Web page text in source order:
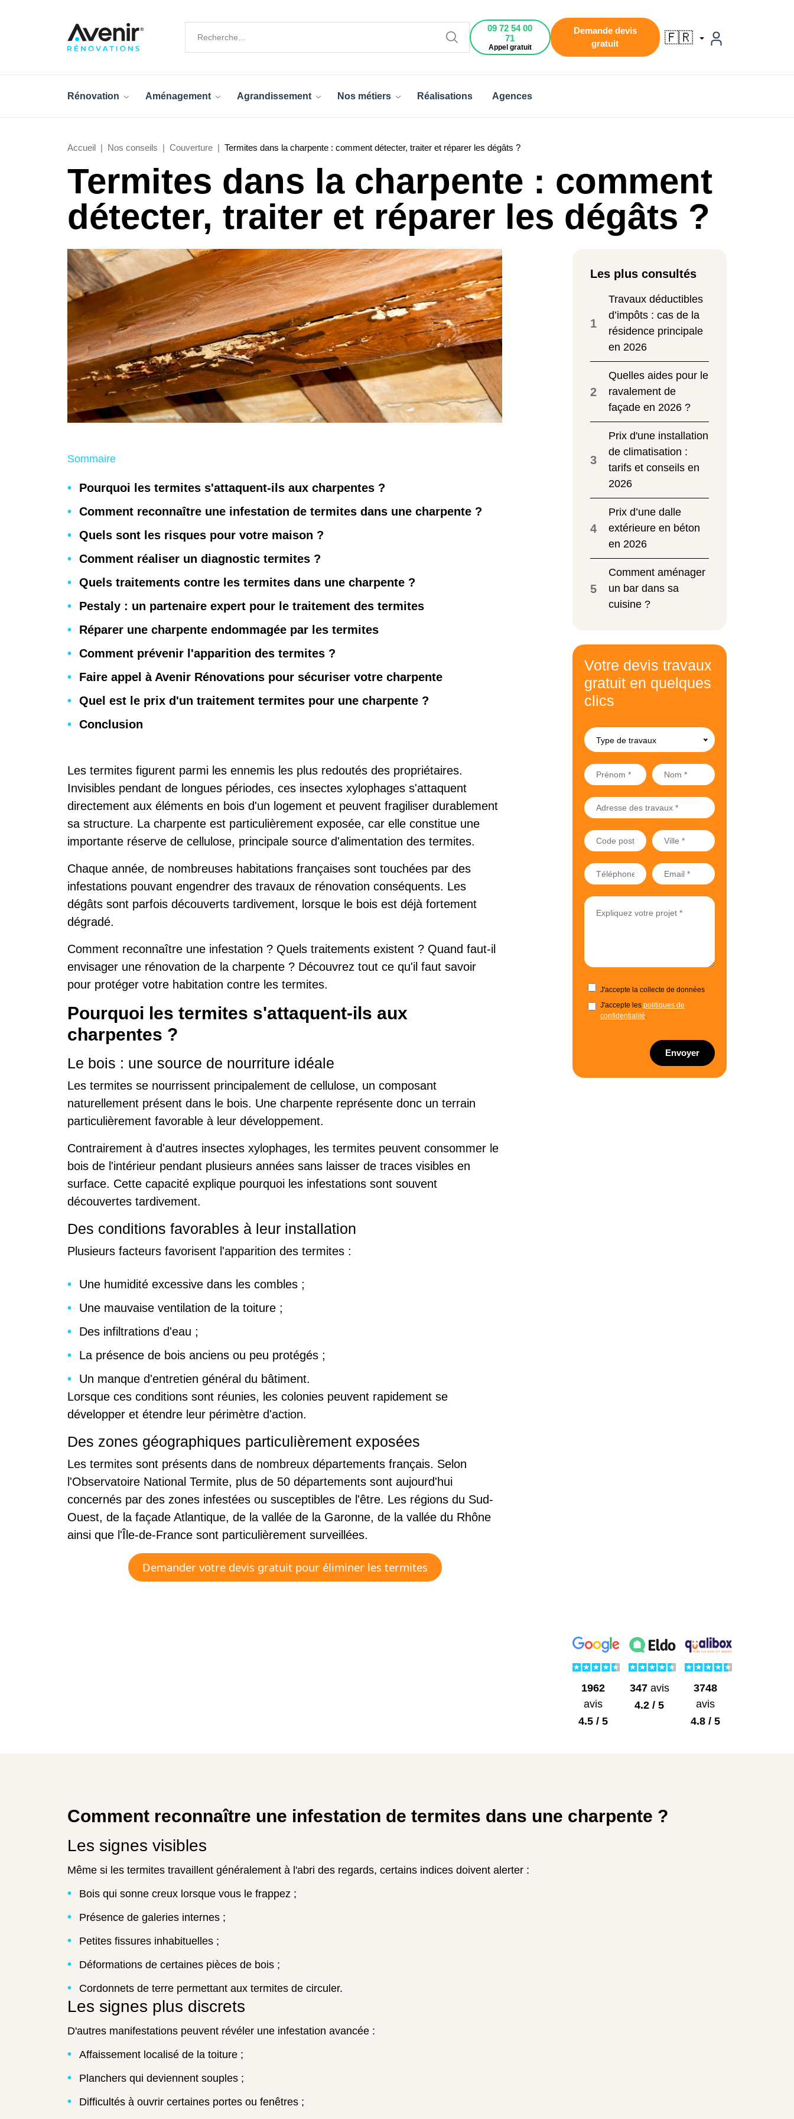
09 72 54 00
71
Appel gratuit
Demande devis
gratuit
🇫🇷
Rénovation Aménagement Agrandissement Nos métiers Réalisations Agences
Accueil Nos conseils Couverture Termites dans la charpente : comment détecter, traiter et réparer les dégâts ?
Termites dans la charpente : comment
détecter, traiter et réparer les dégâts ?
Sommaire
Pourquoi les termites s'attaquent-ils aux charpentes ?
Comment reconnaître une infestation de termites dans une charpente ?
Quels sont les risques pour votre maison ?
Comment réaliser un diagnostic termites ?
Quels traitements contre les termites dans une charpente ?
Pestaly : un partenaire expert pour le traitement des termites
Réparer une charpente endommagée par les termites
Comment prévenir l'apparition des termites ?
Faire appel à Avenir Rénovations pour sécuriser votre charpente
Quel est le prix d'un traitement termites pour une charpente ?
Conclusion
Les termites figurent parmi les ennemis les plus redoutés des propriétaires.
Invisibles pendant de longues périodes, ces insectes xylophages s'attaquent
directement aux éléments en bois d'un logement et peuvent fragiliser durablement
sa structure. La charpente est particulièrement exposée, car elle constitue une
importante réserve de cellulose, principale source d'alimentation des termites.
Chaque année, de nombreuses habitations françaises sont touchées par des
infestations pouvant engendrer des travaux de rénovation conséquents. Les
dégâts sont parfois découverts tardivement, lorsque le bois est déjà fortement
dégradé.
Comment reconnaître une infestation ? Quels traitements existent ? Quand faut-il
envisager une rénovation de la charpente ? Découvrez tout ce qu'il faut savoir
pour protéger votre habitation contre les termites.
Pourquoi les termites s'attaquent-ils aux
charpentes ?
Le bois : une source de nourriture idéale
Les termites se nourrissent principalement de cellulose, un composant
naturellement présent dans le bois. Une charpente représente donc un terrain
particulièrement favorable à leur développement.
Contrairement à d'autres insectes xylophages, les termites peuvent consommer le
bois de l'intérieur pendant plusieurs années sans laisser de traces visibles en
surface. Cette capacité explique pourquoi les infestations sont souvent
découvertes tardivement.
Des conditions favorables à leur installation
Plusieurs facteurs favorisent l'apparition des termites :
Une humidité excessive dans les combles ;
Une mauvaise ventilation de la toiture ;
Des infiltrations d'eau ;
La présence de bois anciens ou peu protégés ;
Un manque d'entretien général du bâtiment.
Lorsque ces conditions sont réunies, les colonies peuvent rapidement se
développer et étendre leur périmètre d'action.
Des zones géographiques particulièrement exposées
Les termites sont présents dans de nombreux départements français. Selon
l'Observatoire National Termite, plus de 50 départements sont aujourd'hui
concernés par des zones infestées ou susceptibles de l'être. Les régions du Sud-
Ouest, de la façade Atlantique, de la vallée de la Garonne, de la vallée du Rhône
ainsi que l'Île-de-France sont particulièrement surveillées.
Demander votre devis gratuit pour éliminer les termites
Les plus consultés
1
Travaux déductibles
d’impôts : cas de la
résidence principale
en 2026
2
Quelles aides pour le
ravalement de
façade en 2026 ?
3
Prix d'une installation
de climatisation :
tarifs et conseils en
2026
4
Prix d’une dalle
extérieure en béton
en 2026
5
Comment aménager
un bar dans sa
cuisine ?
Votre devis travaux
gratuit en quelques
clics
Type de travaux
J'accepte la collecte de données
J'accepte les politiques de
confidentialité.
Envoyer
1962
avis
4.5 / 5
347avis
4.2 / 5
3748
avis
4.8 / 5
Comment reconnaître une infestation de termites dans une charpente ?
Les signes visibles
Même si les termites travaillent généralement à l'abri des regards, certains indices doivent alerter :
Bois qui sonne creux lorsque vous le frappez ;
Présence de galeries internes ;
Petites fissures inhabituelles ;
Déformations de certaines pièces de bois ;
Cordonnets de terre permettant aux termites de circuler.
Les signes plus discrets
D'autres manifestations peuvent révéler une infestation avancée :
Affaissement localisé de la toiture ;
Planchers qui deviennent souples ;
Difficultés à ouvrir certaines portes ou fenêtres ;